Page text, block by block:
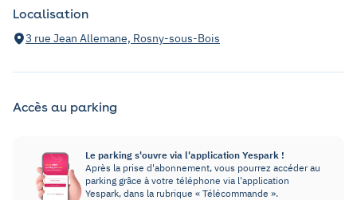
Localisation
3 rue Jean Allemane, Rosny-sous-Bois
Accès au parking
Le parking s'ouvre via l'application Yespark !
Après la prise d'abonnement, vous pourrez accéder au
parking grâce à votre téléphone via l'application
Yespark, dans la rubrique « Télécommande ».